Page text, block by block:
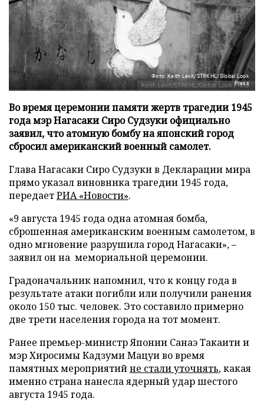
Фото: Keith Levit/STRKHL/Global Look
Press
Во время церемонии памяти жертв трагедии 1945
года мэр Нагасаки Сиро Судзуки официально
заявил, что атомную бомбу на японский город
сбросил американский военный самолет.
Глава Нагасаки Сиро Судзуки в Декларации мира
прямо указал виновника трагедии 1945 года,
передаетРИА «Новости».
«9 августа 1945 года одна атомная бомба,
сброшенная американским военным самолетом, в
одно мгновение разрушила город Нагасаки», –
заявил он на мемориальной церемонии.
Градоначальник напомнил, что к концу года в
результате атаки погибли или получили ранения
около 150 тыс. человек. Это составило примерно
две трети населения города на тот момент.
Ранее премьер-министр Японии Санаэ Такаити и
мэр Хиросимы Кадзуми Мацуи во время
памятных мероприятийне стали уточнять, какая
именно страна нанесла ядерный удар шестого
августа 1945 года.